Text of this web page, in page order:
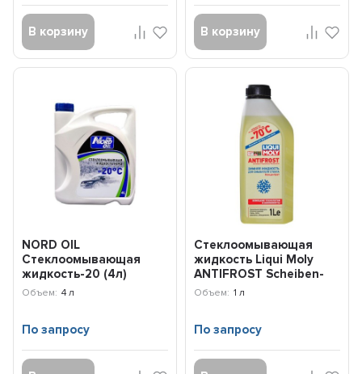
В корзину В корзину
NORD OIL
Стеклоомывающая
жидкость-20 (4л)
NRA022
Объем: 4 л
По запросу
Стеклоомывающая
жидкость Liqui Moly
ANTIFROST Scheiben-
Frostschutz
Объем: 1 л
По запросу